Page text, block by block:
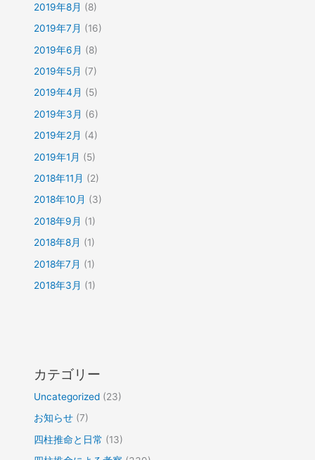
2019年8月 (8)
2019年7月 (16)
2019年6月 (8)
2019年5月 (7)
2019年4月 (5)
2019年3月 (6)
2019年2月 (4)
2019年1月 (5)
2018年11月 (2)
2018年10月 (3)
2018年9月 (1)
2018年8月 (1)
2018年7月 (1)
2018年3月 (1)
カテゴリー
Uncategorized (23)
お知らせ (7)
四柱推命と日常 (13)